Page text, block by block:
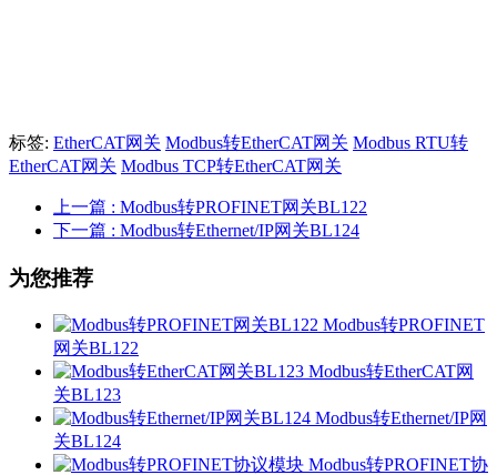
标签: EtherCAT网关 Modbus转EtherCAT网关 Modbus RTU转
EtherCAT网关 Modbus TCP转EtherCAT网关
上一篇 : Modbus转PROFINET网关BL122
下一篇 : Modbus转Ethernet/IP网关BL124
为您推荐
Modbus转PROFINET
网关BL122
Modbus转EtherCAT网
关BL123
Modbus转Ethernet/IP网
关BL124
Modbus转PROFINET协